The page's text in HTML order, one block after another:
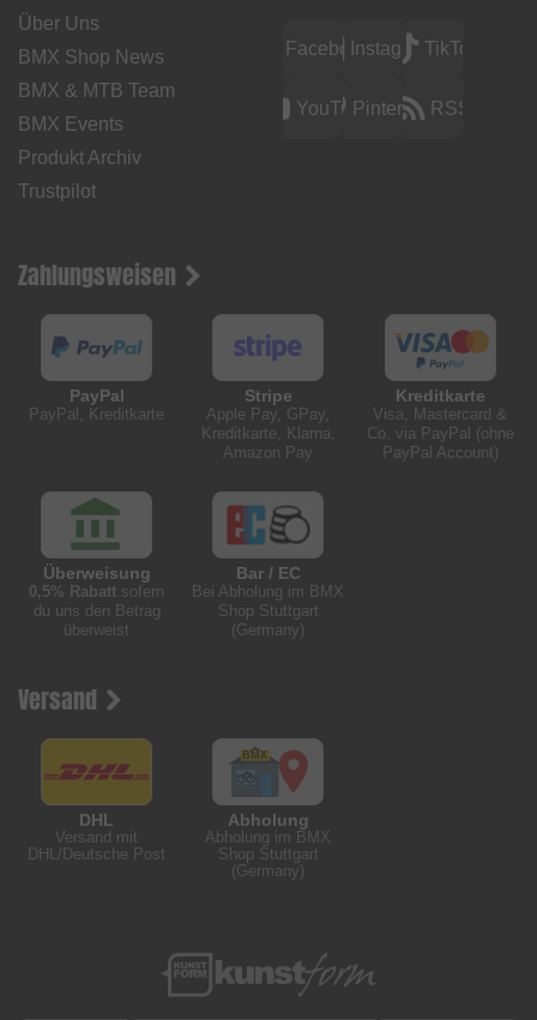
Über Uns
BMX Shop News
BMX & MTB Team
BMX Events
Produkt Archiv
Trustpilot
FacebookInstagramTikTok
YouTubePinterest RSS
Zahlungsweisen
PayPal
PayPal, Kreditkarte
Stripe
Apple Pay, GPay,
Kreditkarte, Klarna,
Amazon Pay
Kreditkarte
Visa, Mastercard &
Co. via PayPal (ohne
PayPal Account)
Überweisung
0,5% Rabatt sofern
du uns den Betrag
überweist
Bar / EC
Bei Abholung im BMX
Shop Stuttgart
(Germany)
Versand
DHL
Versand mit
DHL/Deutsche Post
Abholung
Abholung im BMX
Shop Stuttgart
(Germany)